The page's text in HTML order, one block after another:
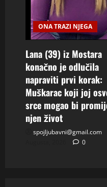
ONA TRAZI NJEGA
Lana (39) iz Mostara
konačno je odlučila
napraviti prvi korak:
Muškarac koji joj
srce mogao bi
njen život
spojljubavni@gmail.com
0